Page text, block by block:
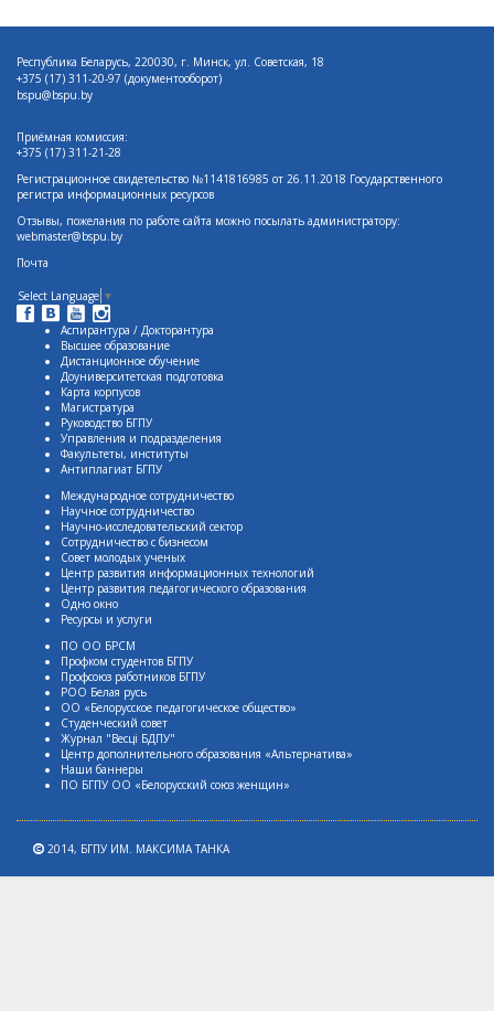
Республика Беларусь, 220030, г. Минск, ул. Советская, 18
+375 (17) 311-20-97 (документооборот)
bspu@bspu.by
Приёмная комиссия:
+375 (17) 311-21-28
Регистрационное свидетельство №1141816985 от 26.11.2018 Государственного
регистра информационных ресурсов
Отзывы, пожелания по работе сайта можно посылать администратору:
webmaster@bspu.by
Почта
Select Language ▼
Аспирантура / Докторантура
Высшее образование
Дистанционное обучение
Доуниверситетская подготовка
Карта корпусов
Магистратура
Руководство БГПУ
Управления и подразделения
Факультеты, институты
Антиплагиат БГПУ
Международное сотрудничество
Научное сотрудничество
Научно-исследовательский сектор
Сотрудничество с бизнесом
Совет молодых ученых
Центр развития информационных технологий
Центр развития педагогического образования
Одно окно
Ресурсы и услуги
ПО ОО БРСМ
Профком студентов БГПУ
Профсоюз работников БГПУ
РОО Белая русь
ОО «Белорусское педагогическое общество»
Студенческий совет
Журнал "Весцi БДПУ"
Центр дополнительного образования «Альтернатива»
Наши баннеры
ПО БГПУ ОО «Белорусский союз женщин»
2014, БГПУ ИМ. МАКСИМА ТАНКА